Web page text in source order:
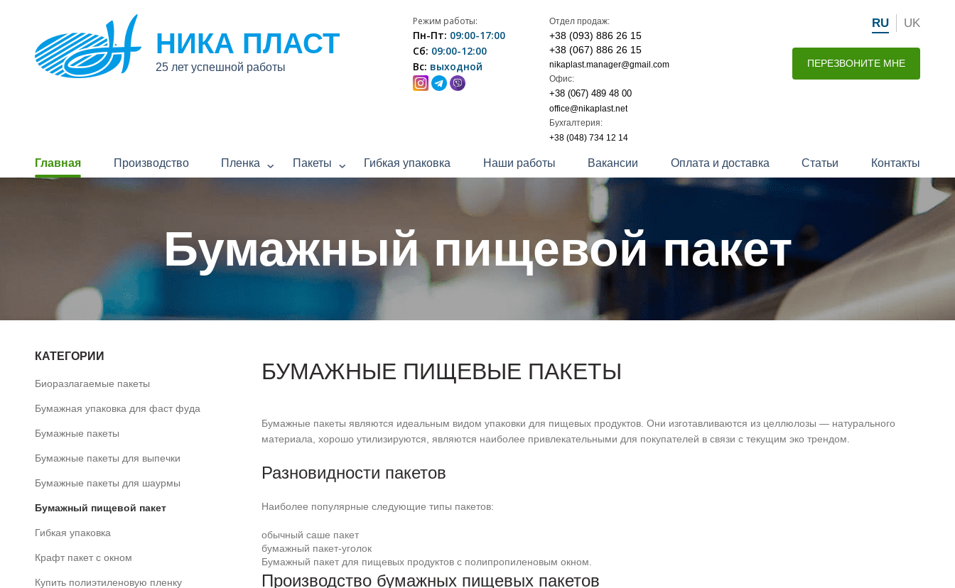
НИКА ПЛАСТ
25 лет успешной работы
Режим работы:
Пн-Пт: 09:00-17:00
Сб: 09:00-12:00
Вс: выходной
Отдел продаж:
+38 (093) 886 26 15
+38 (067) 886 26 15
nikaplast.manager@gmail.com
Офис:
+38 (067) 489 48 00
office@nikaplast.net
Бухгалтерия:
+38 (048) 734 12 14
UK
RU
ПЕРЕЗВОНИТЕ МНЕ
Главная Производство Пленка Пакеты Гибкая упаковка Наши работы Вакансии Оплата и доставка Статьи Контакты
Бумажный пищевой пакет
КАТЕГОРИИ
Биоразлагаемые пакеты
Бумажная упаковка для фаст фуда
Бумажные пакеты
Бумажные пакеты для выпечки
Бумажные пакеты для шаурмы
Бумажный пищевой пакет
Гибкая упаковка
Крафт пакет с окном
Купить полиэтиленовую пленку
БУМАЖНЫЕ ПИЩЕВЫЕ ПАКЕТЫ
Бумажные пакеты являются идеальным видом упаковки для пищевых продуктов. Они изготавливаются из целлюлозы — натурального
материала, хорошо утилизируются, являются наиболее привлекательными для покупателей в связи с текущим эко трендом.
Разновидности пакетов
Наиболее популярные следующие типы пакетов:
обычный саше пакет
бумажный пакет-уголок
Бумажный пакет для пищевых продуктов с полипропиленовым окном.
Производство бумажных пищевых пакетов